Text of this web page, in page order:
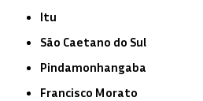
Itu
São Caetano do Sul
Pindamonhangaba
Francisco Morato